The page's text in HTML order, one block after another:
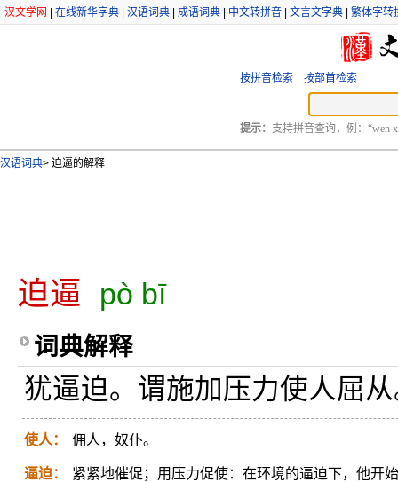
汉文学网 在线新华字典 汉语词典 成语词典 中文转拼音 文言文字典 繁体字转
按拼音检索 按部首检索
提示： 支持拼音查询，例：“wen
汉语词典> 迫逼的解释
迫逼 pò bī
词典解释
犹逼迫。谓施加压力使人屈
使人： 佣人，奴仆。
逼迫： 紧紧地催促；用压力促使：在环境的逼迫下，他开